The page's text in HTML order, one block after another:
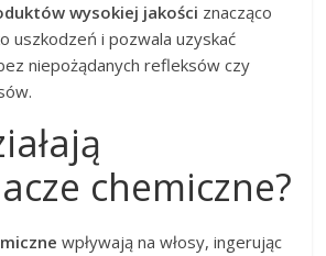
wysokiej jakości znacząco
uszkodzeń i pozwala uzyskać
niepożądanych refleksów czy
chemiczne?
wpływają na włosy, ingerując